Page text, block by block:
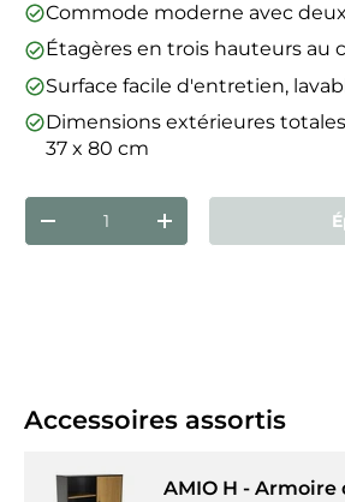
Commode moderne avec
Étagères en trois hauteurs au
Surface facile d'entretien,
Dimensions extérieures totales
37 x 80 cm
Qté
Diminuer la quantitéAugmenter la
Accessoires assortis
AMIO H - Armoire